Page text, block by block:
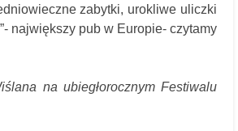
zabytki, urokliwe uliczki
największy pub w Europie- czytamy
na ubiegłorocznym Festiwalu